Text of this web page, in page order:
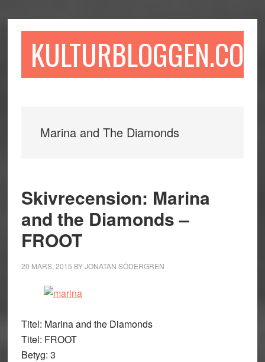
till
till
sidofältet
till
KULTURBLOGGEN.COM
Marina and The Diamonds
Skivrecension: Marina
and the Diamonds –
FROOT
20 MARS, 2015 BYJONATAN SÖDERGREN
Titel: Marina and the Diamonds
Titel: FROOT
Betyg: 3